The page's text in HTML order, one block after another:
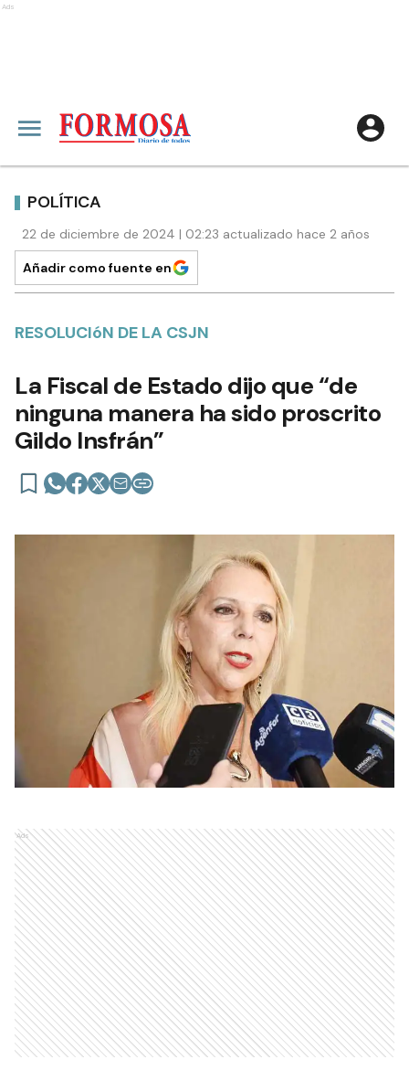
Ads
POLÍTICA
22 de diciembre de 2024 | 02:23 actualizado hace 2 años
Añadir como fuente en
RESOLUCIóN DE LA CSJN
La Fiscal de Estado dijo que “de
ninguna manera ha sido proscrito
Gildo Insfrán”
Ads